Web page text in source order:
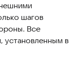
шагов
Все
установленным в